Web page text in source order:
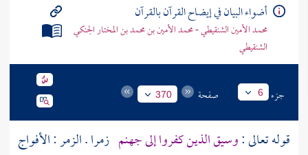
أضواء البيان في إيضاح القرآن بالقرآن
محمد الأمين الشنقيطي - محمد الأمين بن محمد بن المختار الجنكي
الشنقيطي
جزء 6 صفحة 370
قوله تعالى :وسيق الذين كفروا إلى جهنم زمرا . الزمر : الأفواج